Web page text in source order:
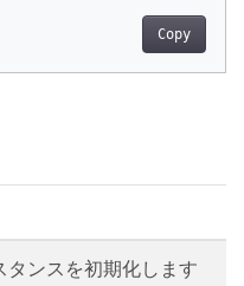
Copy
タンスを初期化します